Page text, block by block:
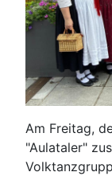
Am Freitag,
"Aulataler"